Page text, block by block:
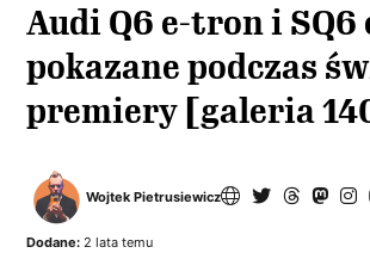
Audi Q6 e-tron i
pokazane podczas
premiery [galeria
Wojtek Pietrusiewicz
Dodane: 2 lata temu